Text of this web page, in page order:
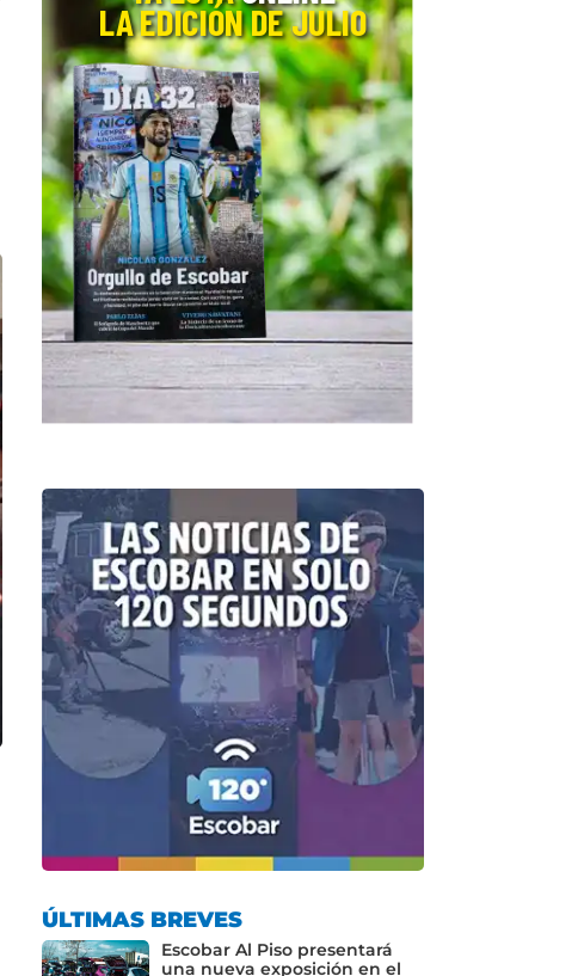
ÚLTIMAS BREVES
Escobar Al Piso presentará
una nueva exposición en el